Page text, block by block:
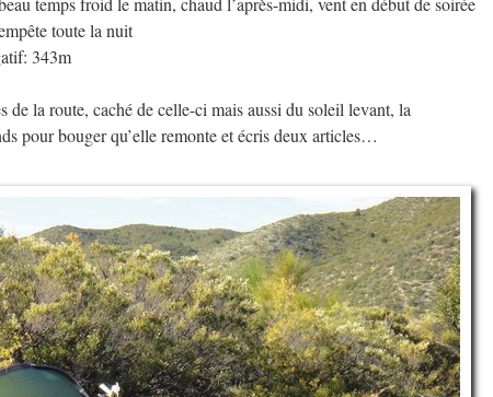
toute la nuit
343m
de la route, caché de celle-ci mais aussi du soleil levant, la
pour bouger qu’elle remonte et écris deux articles…